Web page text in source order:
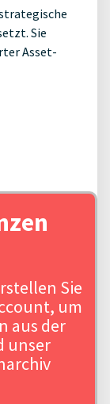
Sie
Asset-
Sie
um
aus der
unser